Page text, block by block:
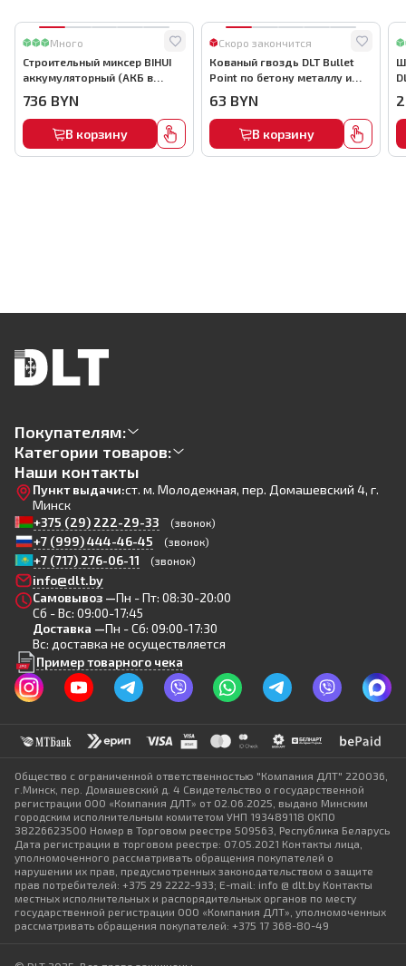
Много
Строительный миксер BIHUI
аккумуляторный (АКБ в
736 BYN
В корзину
Скоро закончится
Кованый гвоздь DLT Bullet
Point по бетону металлу и
арт.0116
63 BYN
В корзину
Покупателям:
Категории товаров:
Наши контакты
Пункт выдачи:ст. м. Молодежная, пер. Домашевский 4, г.
Минск
+375 (29) 222-29-33
(звонок)
+7 (999) 444-46-45 (звонок)
+7 (717) 276-06-11 (звонок)
info@dlt.by
Самовывоз —Пн - Пт: 08:30-20:00
Сб - Вс: 09:00-17:45
Доставка —Пн - Сб: 09:00-17:30
Вс: доставка не осуществляется
Пример товарного чека
Общество с ограниченной ответственностью "Компания ДЛТ" 220036,
г.Минск, пер. Домашевский д. 4 Свидетельство о государственной
регистрации ООО «Компания ДЛТ» от 02.06.2025, выдано Минским
городским исполнительным комитетом УНП 193489118 ОКПО
38226623500 Номер в Торговом реестре 509563, Республика Беларусь
Дата регистрации в торговом реестре: 07.05.2021 Контакты лица,
уполномоченного рассматривать обращения покупателей о
нарушении их прав, предусмотренных законодательством о защите
прав потребителей: +375 29 2222-933; E-mail: info @ dlt.by Контакты
местных исполнительных и распорядительных органов по месту
государственной регистрации ООО «Компания ДЛТ», уполномоченных
рассматривать обращения покупателей: +375 17 368-80-49